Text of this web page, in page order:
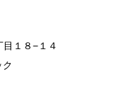
１８−１４